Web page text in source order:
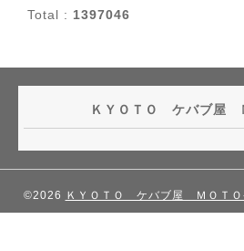
Total : 1397046
ＫＹＯＴＯ ケバブ屋
©2026 ＫＹＯＴＯ ケバブ屋 ＭＯＴＯ